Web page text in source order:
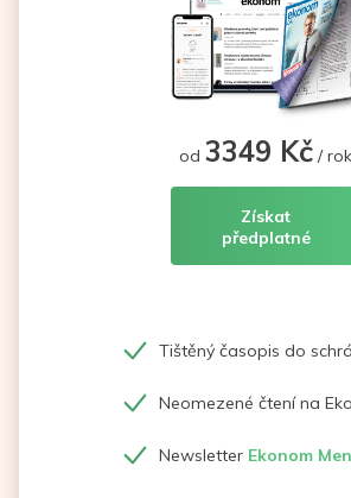
od 3349 Kč / rok
Získat
předplatné
Tištěný časopis do
Neomezené čtení na
Newsletter Ekonom